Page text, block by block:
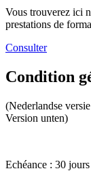
Vous trouverez ici
prestations de
Consulter
Condition
(Nederlandse
Version unten)
Echéance : 30